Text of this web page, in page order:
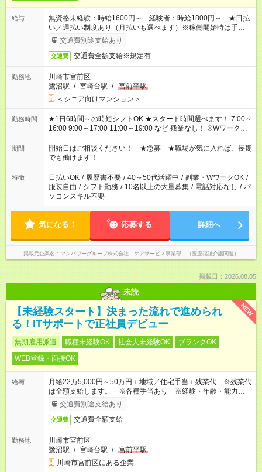
給与
無資格未経験：時給1600円～ 経験者：時給1800円～ ★日払
い／週払い制度あり（月払いも選べます）※稼働開始時は手続き
完了次第のお支払いとなります。
交通費別途支給あり
交通費 交通費全額支給※規定有
勤務地
川崎市宮前区
鷺沼駅 / 宮崎台駅 / 宮前平駅
＜シニア向けマンション＞
勤務時間
★1日6時間～の時短シフトOK ★スタート時間選べます！ 7:00～
16:00 9:00～17:00 11:00～19:00 など 残業なし！ ※Wワークの
場合、他のお仕事と合わせ週40時間超の就業はご案内できませ
ん ※法令に基づき、週20時間以上勤務は社会保険への加入対象
となります ※労働者派遣法（日雇い派遣の原則禁止）により、
短時間・短期間の就業はご案内が難しい場合があります
期間
開始日はご相談ください！ ★急募 ★職場が気に入れば、長期
でも働けます！
特徴 日払いOK / 履歴書不要 / 40～50代活躍中 / 副業・WワークOK /
服装自由 / シフト勤務 / 10名以上の大量募集 / 電話対応なし / パ
ソコンスキル不要
気になる！ 応募する 詳細へ
掲載元企業名 マンパワーグループ株式会社 ケアサービス事業部 （医療福祉介護関連）
掲載日：2026.08.05
未読
NEW
【未経験スタート】決まった流れで進められ
る！ITサポートで正社員デビュー
無期雇用派遣 職種未経験OK 社会人未経験OK
ブランクOK
WEB登録・面接OK
給与
月給22万5,000円～50万円＋地域／住宅手当＋残業代 ※残業代
は全額支給します。 ※各種手当あり ※経験・年齢・能力等を
考慮して加給・優遇します。
交通費別途支給あり
交通費 交通費全額支給
勤務地
川崎市宮前区
鷺沼駅 / 宮崎台駅 / 宮前平駅
川崎市宮前区にある企業